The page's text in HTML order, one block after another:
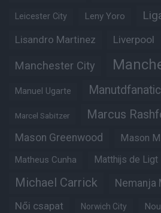
Leicester City Leny Yoro
Lisandro Martinez Liverpool
Manchester City
Manuel Ugarte
Marcel Sabitzer Marcus
Mason Greenwood Mason
Matheus Cunha Matthijs de Ligt
Michael Carrick Nemanja
Női csapat Norwich City